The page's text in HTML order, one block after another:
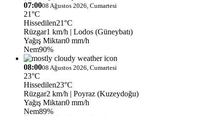
07:0008 Ağustos 2026, Cumartesi
21°C
Hissedilen21°C
Rüzgar1 km/h | Lodos (Güneybatı)
Yağış Miktarı0 mm/h
Nem90%
08:0008 Ağustos 2026, Cumartesi
23°C
Hissedilen23°C
Rüzgar2 km/h | Poyraz (Kuzeydoğu)
Yağış Miktarı0 mm/h
Nem89%